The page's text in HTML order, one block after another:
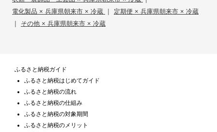
電化製品 × 兵庫県朝来市 × 冷蔵 | 定期便 × 兵庫県朝来市 × 冷蔵
| その他 × 兵庫県朝来市 × 冷蔵
ふるさと納税ガイド
ふるさと納税はじめてガイド
ふるさと納税の流れ
ふるさと納税の仕組み
ふるさと納税の対象期間
ふるさと納税のメリット